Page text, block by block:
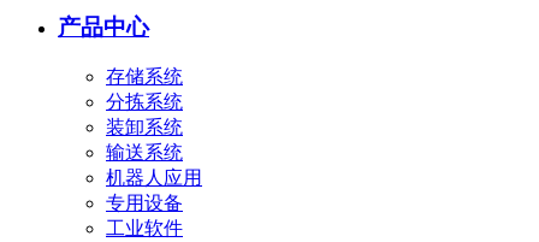
产品中心
存储系统
分拣系统
装卸系统
输送系统
机器人应用
专用设备
工业软件